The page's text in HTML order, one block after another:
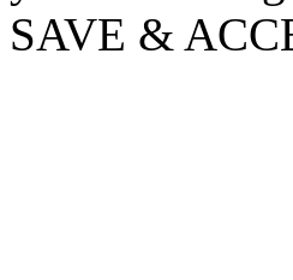
SAVE &